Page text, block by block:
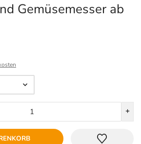
Gemüsemesser ab
+